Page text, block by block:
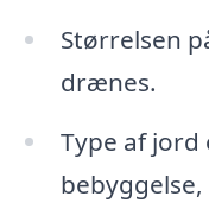
Størrelsen
drænes.
Type af jord